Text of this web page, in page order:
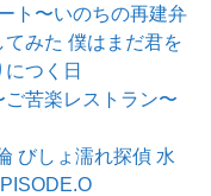
ト〜いのちの再建弁
みた 僕はまだ君を
につく日
苦楽レストラン〜
びしょ濡れ探偵 水